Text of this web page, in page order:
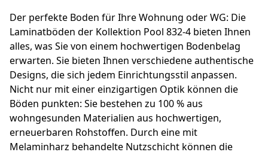
Der perfekte Boden für Ihre Wohnung oder WG: Die
Laminatböden der Kollektion Pool 832-4 bieten Ihnen
alles, was Sie von einem hochwertigen Bodenbelag
erwarten. Sie bieten Ihnen verschiedene authentische
Designs, die sich jedem Einrichtungsstil anpassen.
Nicht nur mit einer einzigartigen Optik können die
Böden punkten: Sie bestehen zu 100 % aus
wohngesunden Materialien aus hochwertigen,
erneuerbaren Rohstoffen. Durch eine mit
Melaminharz behandelte Nutzschicht können die